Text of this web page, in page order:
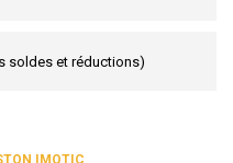
soldes et réductions)